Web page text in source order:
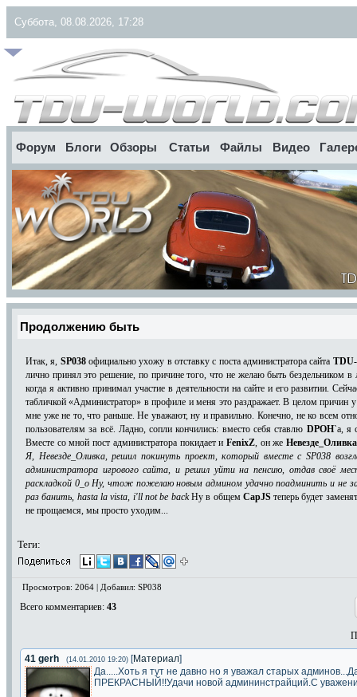
Суббота, 08.08.2026, 17:28
Форум Блоги Обзоры Статьи Файлы Видео
Продолжению быть
Итак, я, SP038официально ухожу в отставку с поста администратора сайта
лично принял это решение, по причине того, что не желаю быть бездельником в
когда я активно принимал участие в деятельности на сайте и его развитии.
табличкой «Администратор» в профиле и меня это раздражает. В целом
мне уже не то, что раньше. Не уважают, ну и правильно. Конечно, не ко всем
пользователям за всё. Ладно, сопли кончились: вместо себя ставлю DPOH`a, я
Вместе со мной пост администратора покидает и FenixZ, он жеНевезде_Оливка
Я, Невезде_Оливка, решил покинуть проект, который вместе с SP038
администратора игрового сайта, и решил уйти на пенсию, отдав своё
раскладкой 0_о Ну, чтож пожелаю новым админом удачно поадминить и не
раз банить, hasta la vista, i'll not be backНу в общем CapJSтеперь будет
не прощаемся, мы просто уходим...
Теги:
Просмотров: 2064 | Добавил: SP038
Всего комментариев: 43
41 gerh (14.01.2010 19:20) [Материал]
Да.....Хоть я тут не давно но я уважал старых
ПРЕКРАСНЫЙ!!Удачи новой админинстрайций.С